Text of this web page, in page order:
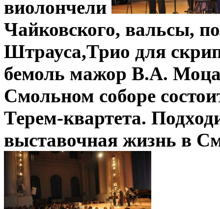
виолончели
Чайковского, вальсы,
Штрауса,Трио для
бемоль мажор В.А.
Смольном соборе
Терем-квартета.
выставочная жизнь в